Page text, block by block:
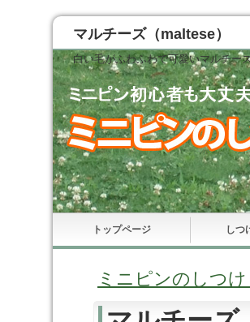
マルチーズ（maltese）
白い毛がふわふわで可愛いマルチー
トップページ しつ
ミニピンのしつ